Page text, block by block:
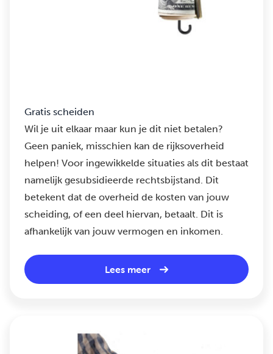
Gratis scheiden
Wil je uit elkaar maar kun je dit niet betalen?
Geen paniek, misschien kan de rijksoverheid
helpen! Voor ingewikkelde situaties als dit bestaat
namelijk gesubsidieerde rechtsbijstand. Dit
betekent dat de overheid de kosten van jouw
scheiding, of een deel hiervan, betaalt. Dit is
afhankelijk van jouw vermogen en inkomen.
Lees meer